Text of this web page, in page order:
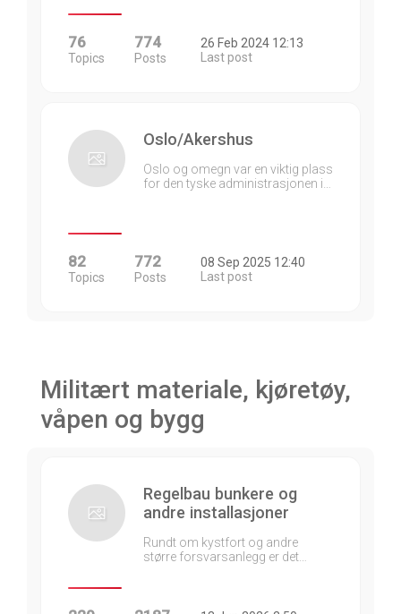
76
Topics
774
Posts
26 Feb 2024 12:13
Last post
Oslo/Akershus
Oslo og omegn var en viktig plass
for den tyske administrasjonen i…
82
Topics
772
Posts
08 Sep 2025 12:40
Last post
Militært materiale, kjøretøy,
våpen og bygg
Regelbau bunkere og
andre installasjoner
Rundt om kystfort og andre
større forsvarsanlegg er det…